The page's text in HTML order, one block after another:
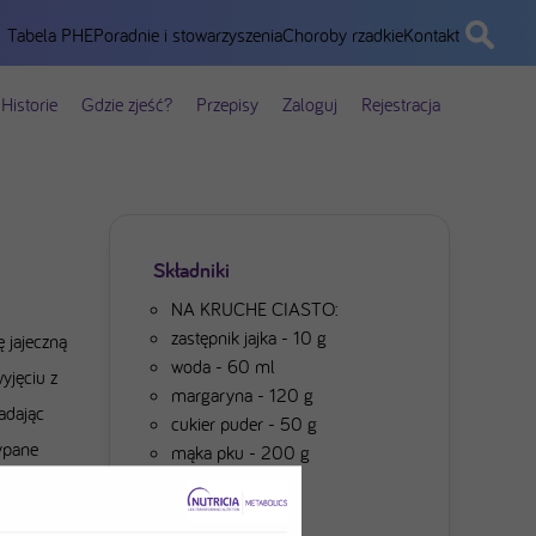
Tabela PHEPoradnie i stowarzyszeniaChoroby rzadkieKontakt
Gdzie zjeść? Przepisy Zaloguj Rejestracja
jajeczną
z
Składniki
NA KRUCHE CIASTO:
zastępnik jajka - 10 g
woda - 60 ml
margaryna - 120 g
cukier puder - 50 g
mąka pku - 200 g
NA KRUSZONKĘ:
maka pku - 50 g